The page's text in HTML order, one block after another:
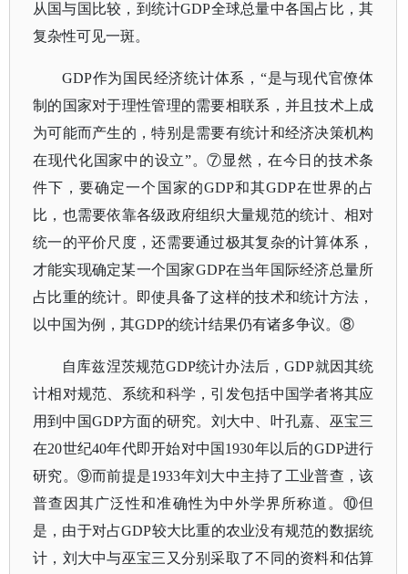
从国与国比较，到统计GDP全球总量中各国占比，其
复杂性可见一斑。
GDP作为国民经济统计体系，“是与现代官僚体
制的国家对于理性管理的需要相联系，并且技术上成
为可能而产生的，特别是需要有统计和经济决策机构
在现代化国家中的设立”。⑦显然，在今日的技术条
件下，要确定一个国家的GDP和其GDP在世界的占
比，也需要依靠各级政府组织大量规范的统计、相对
统一的平价尺度，还需要通过极其复杂的计算体系，
才能实现确定某一个国家GDP在当年国际经济总量所
占比重的统计。即使具备了这样的技术和统计方法，
以中国为例，其GDP的统计结果仍有诸多争议。⑧
自库兹涅茨规范GDP统计办法后，GDP就因其统
计相对规范、系统和科学，引发包括中国学者将其应
用到中国GDP方面的研究。刘大中、叶孔嘉、巫宝三
在20世纪40年代即开始对中国1930年以后的GDP进行
研究。⑨而前提是1933年刘大中主持了工业普查，该
普查因其广泛性和准确性为中外学界所称道。⑩但
是，由于对占GDP较大比重的农业没有规范的数据统
计，刘大中与巫宝三又分别采取了不同的资料和估算